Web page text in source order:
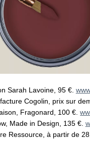
Sarah Lavoine, 95 €.
Cogolin, prix sur
Fragonard, 100 €.
Made in Design, 135 €.
Ressource, à partir de